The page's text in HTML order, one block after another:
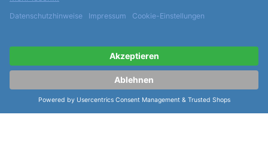
ähnliche Artikel der Serie Eulit Textil
Canvas "22mm"